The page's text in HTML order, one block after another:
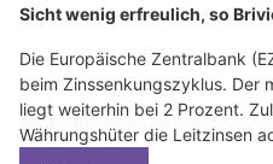
Sicht wenig erfreulich, so
Die Europäische Zentralbank
beim Zinssenkungszyklus. Der
liegt weiterhin bei 2 Prozent.
Währungshüter die Leitzinsen